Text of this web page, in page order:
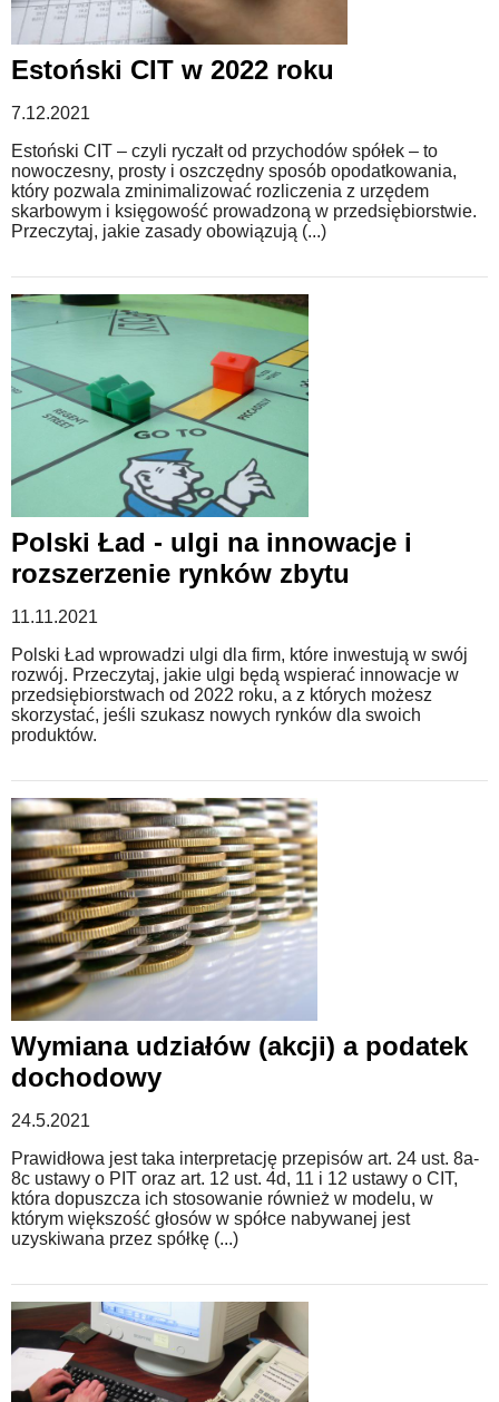
Estoński CIT w 2022 roku
7.12.2021
Estoński CIT – czyli ryczałt od przychodów spółek – to
nowoczesny, prosty i oszczędny sposób opodatkowania,
który pozwala zminimalizować rozliczenia z urzędem
skarbowym i księgowość prowadzoną w przedsiębiorstwie.
Przeczytaj, jakie zasady obowiązują (...)
Polski Ład - ulgi na innowacje i
rozszerzenie rynków zbytu
11.11.2021
Polski Ład wprowadzi ulgi dla firm, które inwestują w swój
rozwój. Przeczytaj, jakie ulgi będą wspierać innowacje w
przedsiębiorstwach od 2022 roku, a z których możesz
skorzystać, jeśli szukasz nowych rynków dla swoich
produktów.
Wymiana udziałów (akcji) a podatek
dochodowy
24.5.2021
Prawidłowa jest taka interpretację przepisów art. 24 ust. 8a-
8c ustawy o PIT oraz art. 12 ust. 4d, 11 i 12 ustawy o CIT,
która dopuszcza ich stosowanie również w modelu, w
którym większość głosów w spółce nabywanej jest
uzyskiwana przez spółkę (...)